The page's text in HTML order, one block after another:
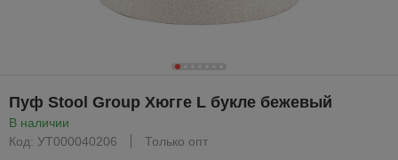
Пуф Stool Group Хюгге L букле бежевый
В наличии
Код: УТ000040206
Только опт